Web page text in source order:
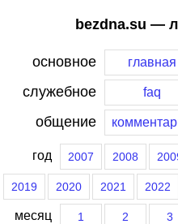
bezdna.su —
основное главная
служебное faq
общение
год 2007 2008
2019 2020 2021 2022
месяц 1 2 3